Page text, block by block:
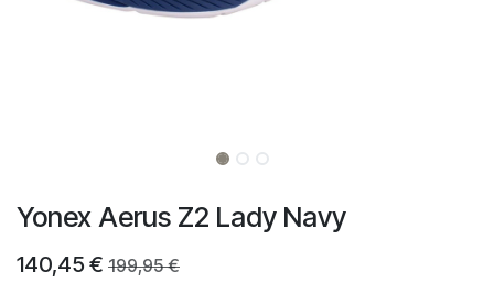
Yonex Aerus Z2 Lady Navy
140,45 € 199,95€